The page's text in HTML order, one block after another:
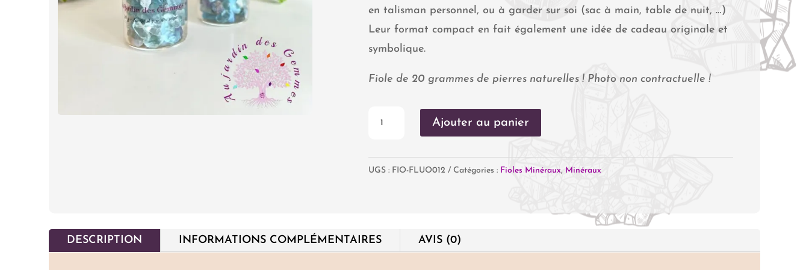
en talisman personnel, ou à garder sur soi (sac à main, table de nuit, …)
Leur format compact en fait également une idée de cadeau originale et
symbolique.
Fiole de 20 grammes de pierres naturelles ! Photo non contractuelle !
Fluorite
Ajouter au panier
UGS : FIO-FLUO012 Catégories : Fioles Minéraux, Minéraux
DESCRIPTION INFORMATIONS COMPLÉMENTAIRES AVIS (0)